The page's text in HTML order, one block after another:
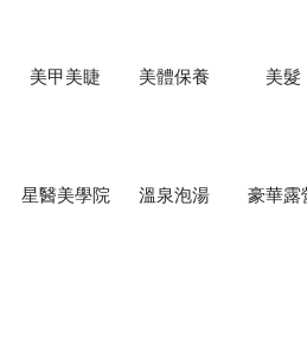
美甲美睫
星醫美學院
美體保養
溫泉泡湯
美髮
豪華露